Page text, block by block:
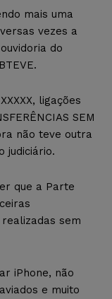
mais uma
vezes a
do
ligações
SEM
não teve outra
judiciário.
que a Parte
realizadas sem
iPhone, não
e muito